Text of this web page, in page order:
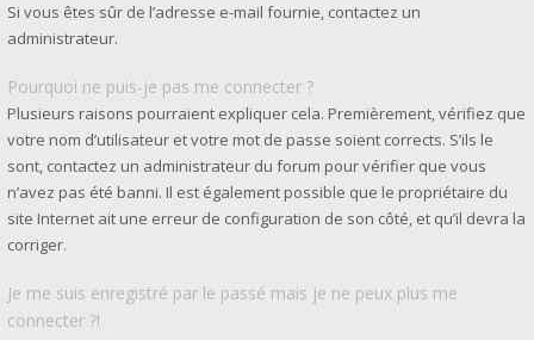
Si vous êtes sûr de l’adresse e-mail fournie, contactez un
administrateur.
Pourquoi ne puis-je pas me connecter ?
Plusieurs raisons pourraient expliquer cela. Premièrement, vérifiez que
votre nom d’utilisateur et votre mot de passe soient corrects. S’ils le
sont, contactez un administrateur du forum pour vérifier que vous
n’avez pas été banni. Il est également possible que le propriétaire du
site Internet ait une erreur de configuration de son côté, et qu’il devra la
corriger.
Je me suis enregistré par le passé mais je ne peux plus me
connecter ?!